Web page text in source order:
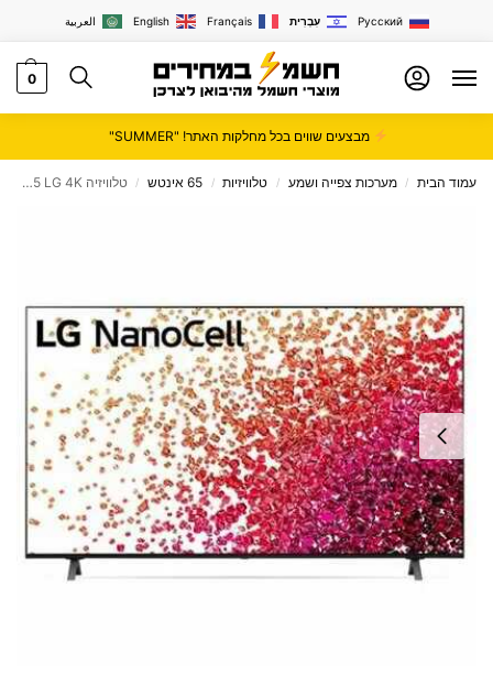
العربية English Français עִבְרִית Русский
0
מבצעים שווים בכל מחלקות האתר! "SUMMER"
עמוד הבית / מערכות צפייה ושמע / טלוויזיות / 65 אינטש / טלוויזיה LG 4K ‏65 ‏אינטש דגם 65NANO75VPA